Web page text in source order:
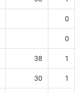
0
0
38 1
30 1